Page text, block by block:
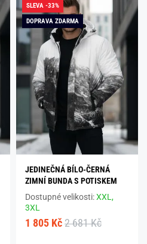
SLEVA -33%
DOPRAVA ZDARMA
JEDINEČNÁ BÍLO-ČERNÁ
ZIMNÍ BUNDA S POTISKEM
Dostupné velikosti:XXL,
3XL
1 805 Kč 2 681 Kč